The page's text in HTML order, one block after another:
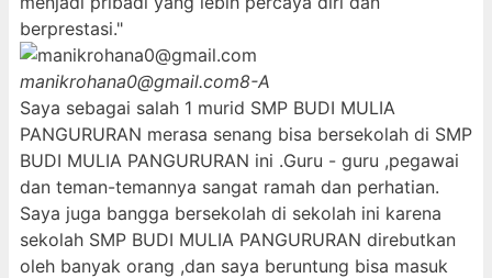
berprestasi."
manikrohana0@gmail.com8-A
Saya sebagai salah 1 murid SMP BUDI MULIA
PANGURURAN merasa senang bisa bersekolah di SMP
BUDI MULIA PANGURURAN ini .Guru - guru ,pegawai
dan teman-temannya sangat ramah dan perhatian.
Saya juga bangga bersekolah di sekolah ini karena
sekolah SMP BUDI MULIA PANGURURAN direbutkan
oleh banyak orang ,dan saya beruntung bisa masuk